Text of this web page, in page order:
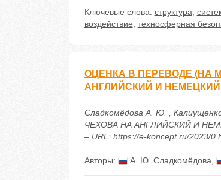
Ключевые слова: структура
воздействие техносферная
ОЦЕНКА В ПЕРЕВОДЕ (НА
АНГЛИЙСКИЙ И
Сладкомёдова А. Ю. ,
ЧЕХОВА НА АНГЛИЙСКИЙ И
– URL: https://e-koncept.ru/2023/
Авторы: А. Ю. Сладкомёдова